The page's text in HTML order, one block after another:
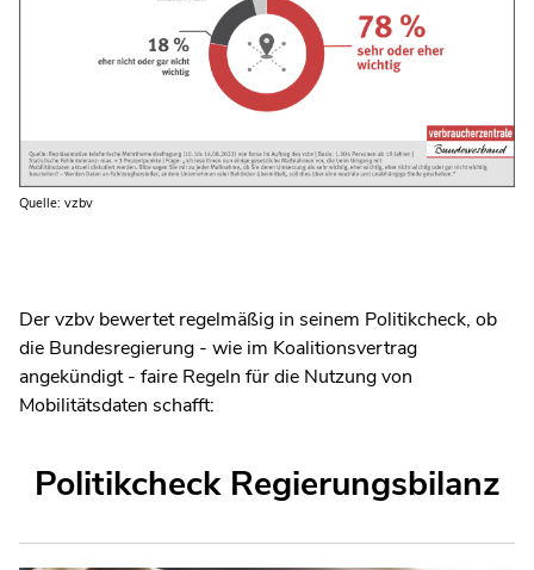
Quelle: vzbv
Der vzbv bewertet regelmäßig in seinem Politikcheck, ob
die Bundesregierung - wie im Koalitionsvertrag
angekündigt - faire Regeln für die Nutzung von
Mobilitätsdaten schafft:
Politikcheck Regierungsbilanz